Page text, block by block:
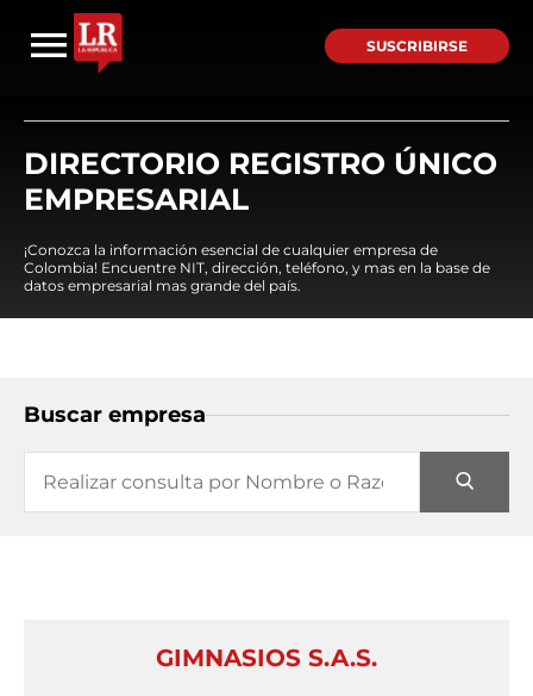
SUSCRIBIRSE
DIRECTORIO REGISTRO ÚNICO
EMPRESARIAL
¡Conozca la información esencial de cualquier empresa de
Colombia! Encuentre NIT, dirección, teléfono, y mas en la base de
datos empresarial mas grande del país.
Buscar empresa
GIMNASIOS S.A.S.